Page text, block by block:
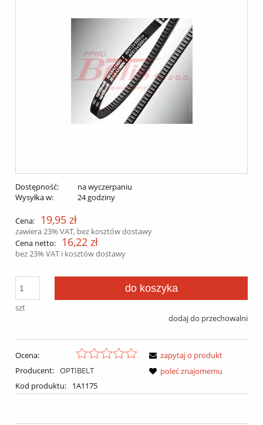
Dostępność:
na wyczerpaniu
Wysyłka w:
24 godziny
Cena: 19,95 zł
zawiera 23% VAT, bez kosztów dostawy
Cena netto:
16,22 zł
bez 23% VAT i kosztów dostawy
szt
do koszyka
dodaj do przechowalni
Ocena:
Producent: OPTIBELT
Kod produktu:
1A1175
zapytaj o produkt
poleć znajomemu